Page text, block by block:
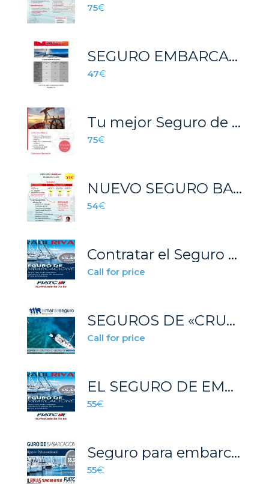
75€
SEGURO EMBARCACIONES
47€
Tu mejor Seguro de Embarcación
75€
NUEVO SEGURO BASICO DE EMBARCACION LISTA 7ª
54€
Contratar el Seguro de tu barco por 55 € y en 5 minutos solo es posible con Seguros Raúl Rivas
Call for price
SEGUROS DE «CRUCERO» O «VELERO» DE MURIMAR
Call for price
EL SEGURO DE EMBARCACIÓN MÁS ECONÓMICO DESDE 55 €
55€
Seguro para embarcaciones por 55€ con RC, defensa y reclamación de daños. 57€ incluyendo remolcaje.
55€